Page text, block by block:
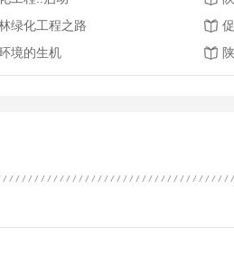
绿化工程之路
境的生机